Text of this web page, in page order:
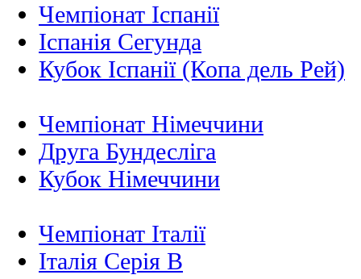
Чемпіонат Іспанії
Іспанія Сегунда
Кубок Іспанії (Копа дель Рей)
Чемпіонат Німеччини
Друга Бундесліга
Кубок Німеччини
Чемпіонат Італії
Італія Серія B